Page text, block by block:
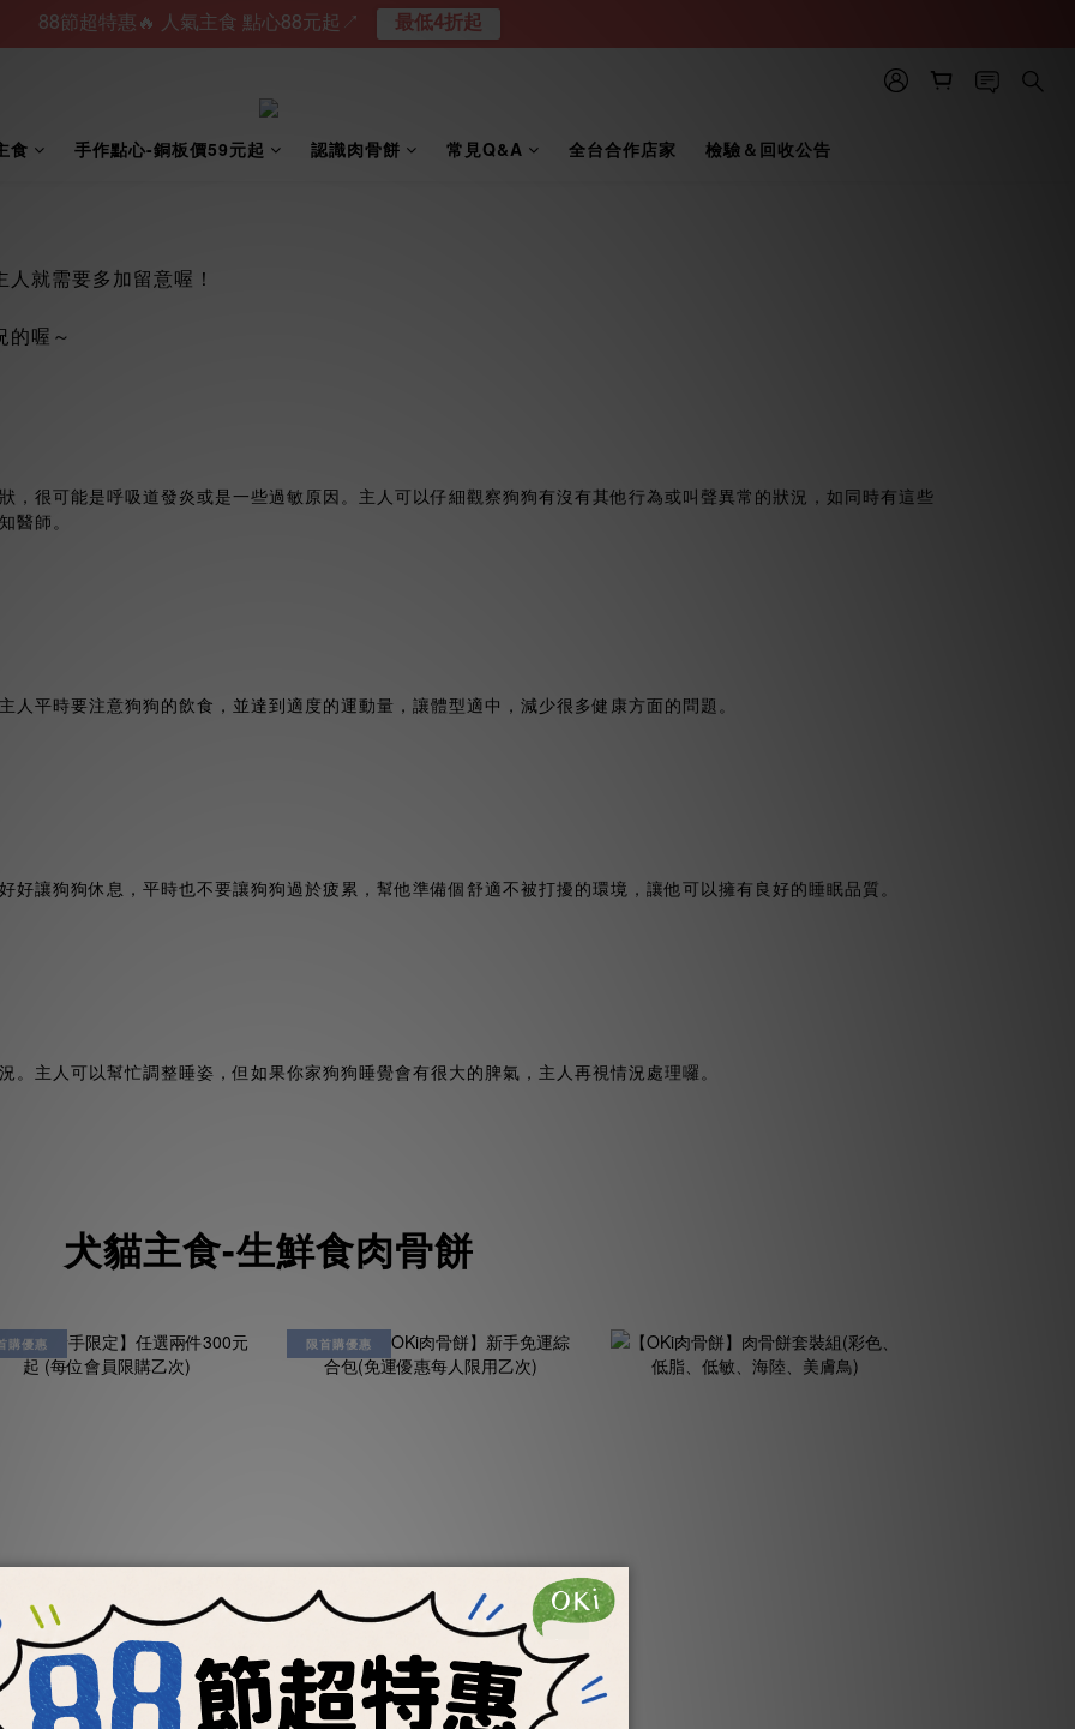
食 手作點心-銅板價59元起 認識肉骨餅 常見Q&A 全台合作店家 檢驗＆回收公告
就需要多加留意喔！
喔～
，很可能是呼吸道發炎或是一些過敏原因。主人可以仔細觀察狗狗有沒有其他行為或叫聲異常的狀況，如同時有這些
醫師。
平時要注意狗狗的飲食，並達到適度的運動量，讓體型適中，減少很多健康方面的問題。
讓狗狗休息，平時也不要讓狗狗過於疲累，幫他準備個舒適不被打擾的環境，讓他可以擁有良好的睡眠品質。
主人可以幫忙調整睡姿，但如果你家狗狗睡覺會有很大的脾氣，主人再視情況處理囉。
犬貓主食-生鮮食肉骨餅
購優惠 限首購優惠
88節超特惠🔥 人氣主食 點心88元起↗︎ 最低4折起